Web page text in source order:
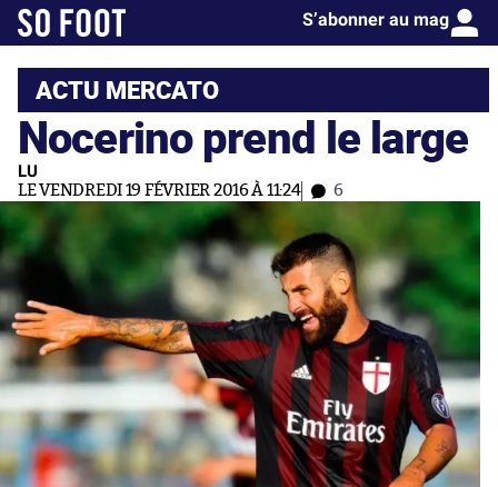
S’abonner au mag
ACTU MERCATO
Nocerino prend le large
LU
LE VENDREDI 19 FÉVRIER 2016 À 11:24 6